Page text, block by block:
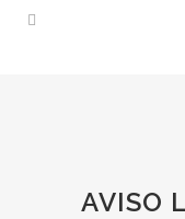
AVISO